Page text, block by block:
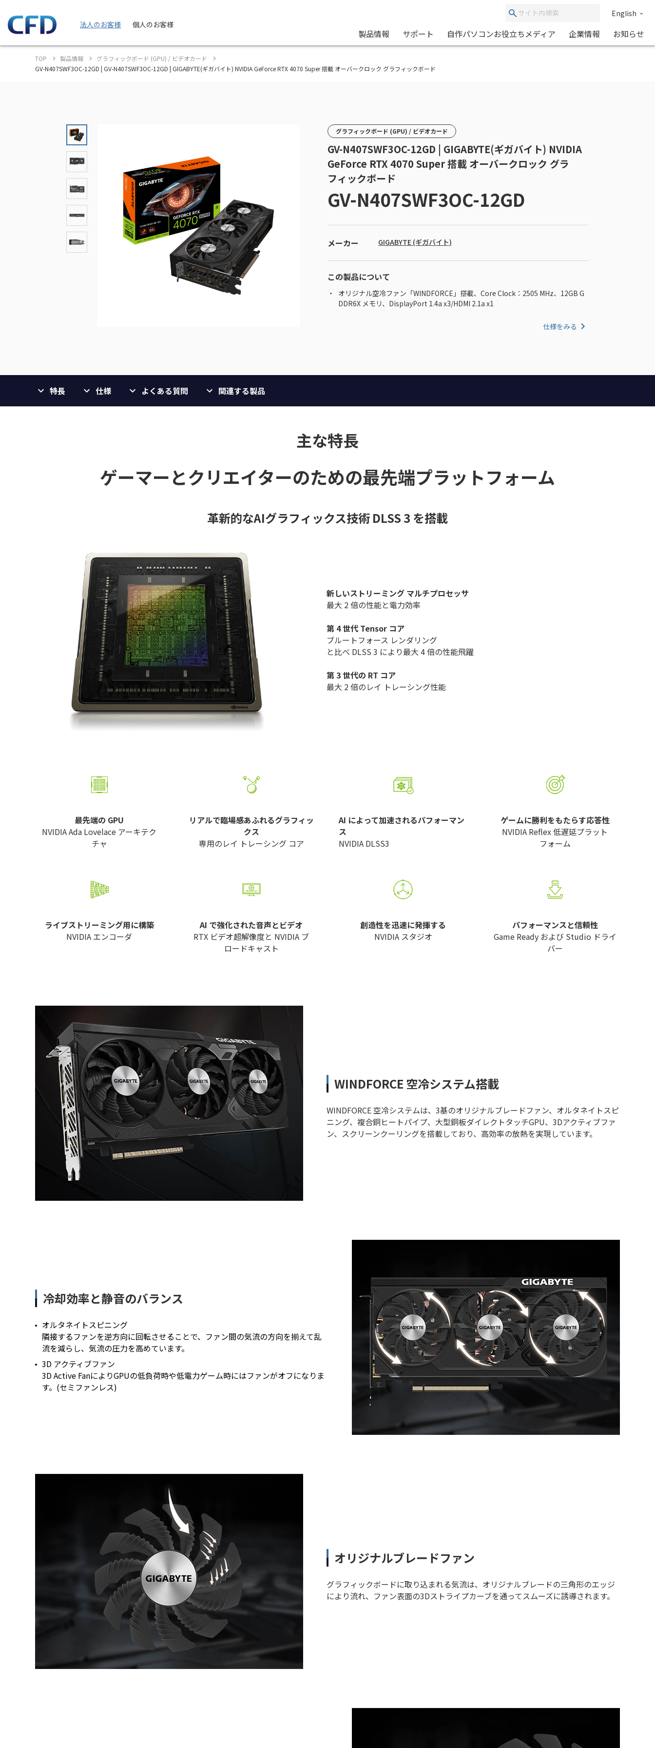
法人のお客様 個人のお客様
English
製品情報 サポート 自作パソコンお役立ちメディア 企業情報 お知らせ
TOP 製品情報
グラフィックボード (GPU) / ビデオカード
GV-N407SWF3OC-12GD | GV-N407SWF3OC-12GD | GIGABYTE(ギガバイト) NVIDIA GeForce RTX 4070 Super 搭載 オーバークロック グラフィックボード
グラフィックボード (GPU) / ビデオカード
GV-N407SWF3OC-12GD | GIGABYTE(ギガバイト) NVIDIA
GeForce RTX 4070 Super 搭載 オーバークロック グラ
フィックボード
GV-N407SWF3OC-12GD
メーカー GIGABYTE (ギガバイト)
この製品について
オリジナル空冷ファン「WINDFORCE」搭載、Core Clock：2505 MHz、12GB G
DDR6X メモリ、DisplayPort 1.4a x3/HDMI 2.1a x1
仕様をみる
特長 仕様 よくある質問 関連する製品
主な特長
ゲーマーとクリエイターのための最先端プラットフォーム
革新的なAIグラフィックス技術 DLSS 3 を搭載
新しいストリーミング マルチプロセッサ
最大 2 倍の性能と電力効率
第 4 世代 Tensor コア
ブルートフォース レンダリング
と比べ DLSS 3 により最大 4 倍の性能飛躍
第 3 世代の RT コア
最大 2 倍のレイ トレーシング性能
最先端の GPU
NVIDIA Ada Lovelace アーキテク
チャ
リアルで臨場感あふれるグラフィッ
クス
専用のレイ トレーシング コア
AI によって加速されるパフォーマン
ス
NVIDIA DLSS3
ゲームに勝利をもたらす応答性
NVIDIA Reflex 低遅延プラット
フォーム
ライブストリーミング用に構築
NVIDIA エンコーダ
AI で強化された音声とビデオ
RTX ビデオ超解像度と NVIDIA ブ
ロードキャスト
創造性を迅速に発揮する
NVIDIA スタジオ
パフォーマンスと信頼性
Game Ready および Studio ドライ
バー
WINDFORCE 空冷システム搭載
WINDFORCE 空冷システムは、3基のオリジナルブレードファン、オルタネイトスピ
ニング、複合銅ヒートパイプ、大型銅板ダイレクトタッチGPU、3Dアクティブファ
ン、スクリーンクーリングを搭載しており、高効率の放熱を実現しています。
冷却効率と静音のバランス
オルタネイトスピニング
隣接するファンを逆方向に回転させることで、ファン間の気流の方向を揃えて乱
流を減らし、気流の圧力を高めています。
3D アクティブファン
3D Active FanによりGPUの低負荷時や低電力ゲーム時にはファンがオフになりま
す。(セミファンレス)
オリジナルブレードファン
グラフィックボードに取り込まれる気流は、オリジナルブレードの三角形のエッジ
により流れ、ファン表面の3Dストライプカーブを通ってスムーズに誘導されます。